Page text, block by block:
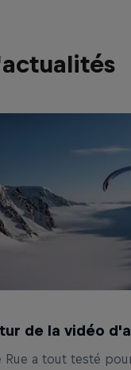
de la vidéo
Rue a tout testé